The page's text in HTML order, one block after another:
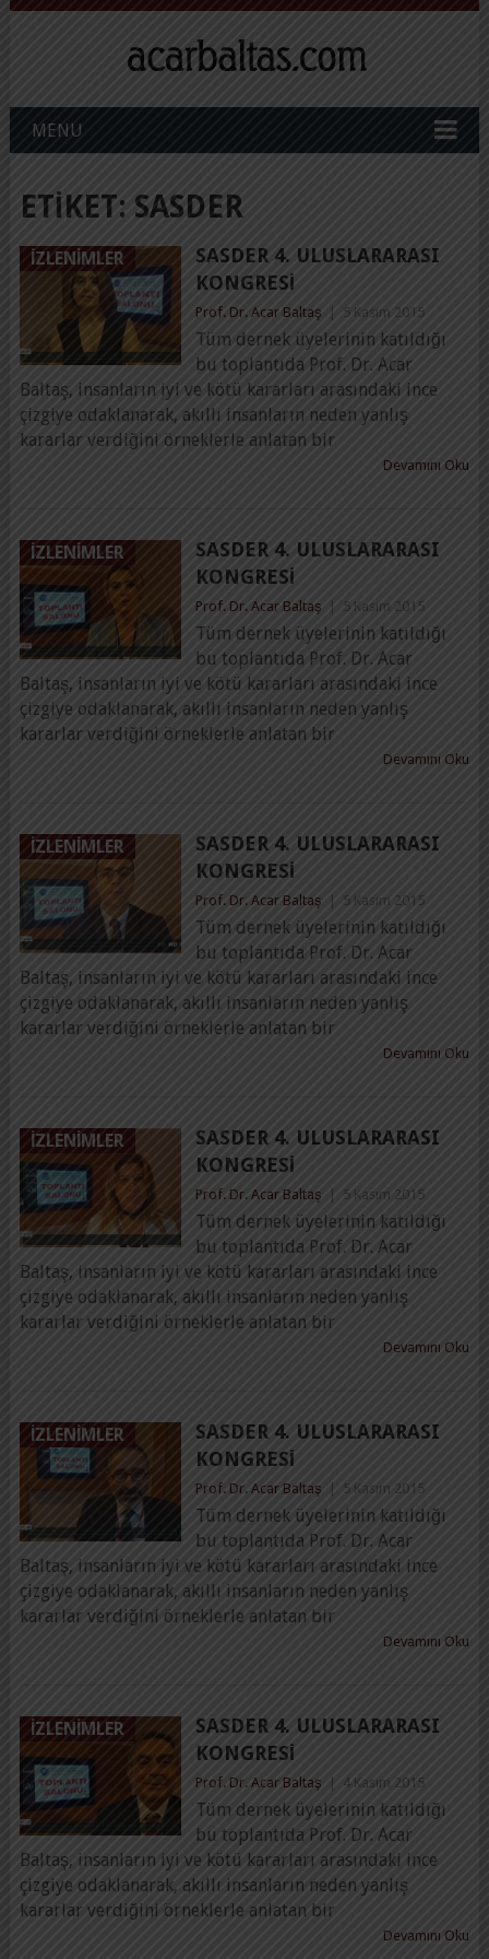
MENU
ETIKET: SASDER
İZLENIMLER
SASDER 4. ULUSLARARASI
KONGRESI
Prof. Dr. Acar Baltaş 5 Kasım 2015
Tüm dernek üyelerinin katıldığı
bu toplantıda Prof. Dr. Acar
Baltaş, insanların iyi ve kötü kararları arasındaki ince
çizgiye odaklanarak, akıllı insanların neden yanlış
kararlar verdiğini örneklerle anlatan bir
Devamını Oku
İZLENIMLER
SASDER 4. ULUSLARARASI
KONGRESI
Prof. Dr. Acar Baltaş 5 Kasım 2015
Tüm dernek üyelerinin katıldığı
bu toplantıda Prof. Dr. Acar
Baltaş, insanların iyi ve kötü kararları arasındaki ince
çizgiye odaklanarak, akıllı insanların neden yanlış
kararlar verdiğini örneklerle anlatan bir
Devamını Oku
İZLENIMLER
SASDER 4. ULUSLARARASI
KONGRESI
Prof. Dr. Acar Baltaş 5 Kasım 2015
Tüm dernek üyelerinin katıldığı
bu toplantıda Prof. Dr. Acar
Baltaş, insanların iyi ve kötü kararları arasındaki ince
çizgiye odaklanarak, akıllı insanların neden yanlış
kararlar verdiğini örneklerle anlatan bir
Devamını Oku
İZLENIMLER
SASDER 4. ULUSLARARASI
KONGRESI
Prof. Dr. Acar Baltaş 5 Kasım 2015
Tüm dernek üyelerinin katıldığı
bu toplantıda Prof. Dr. Acar
Baltaş, insanların iyi ve kötü kararları arasındaki ince
çizgiye odaklanarak, akıllı insanların neden yanlış
kararlar verdiğini örneklerle anlatan bir
Devamını Oku
İZLENIMLER
SASDER 4. ULUSLARARASI
KONGRESI
Prof. Dr. Acar Baltaş 5 Kasım 2015
Tüm dernek üyelerinin katıldığı
bu toplantıda Prof. Dr. Acar
Baltaş, insanların iyi ve kötü kararları arasındaki ince
çizgiye odaklanarak, akıllı insanların neden yanlış
kararlar verdiğini örneklerle anlatan bir
Devamını Oku
İZLENIMLER
SASDER 4. ULUSLARARASI
KONGRESI
Prof. Dr. Acar Baltaş 4 Kasım 2015
Tüm dernek üyelerinin katıldığı
bu toplantıda Prof. Dr. Acar
Baltaş, insanların iyi ve kötü kararları arasındaki ince
çizgiye odaklanarak, akıllı insanların neden yanlış
kararlar verdiğini örneklerle anlatan bir
Devamını Oku